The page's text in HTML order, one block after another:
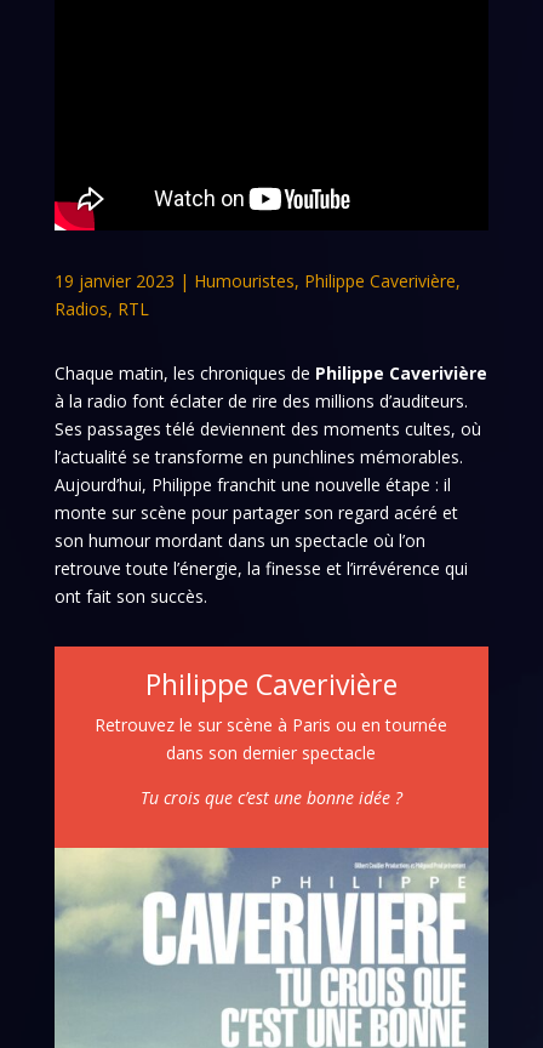
19 janvier 2023 | Humouristes, Philippe Caverivière,
Radios, RTL
Chaque matin, les chroniques de Philippe Caverivière
à la radio font éclater de rire des millions d’auditeurs.
Ses passages télé deviennent des moments cultes, où
l’actualité se transforme en punchlines mémorables.
Aujourd’hui, Philippe franchit une nouvelle étape : il
monte sur scène pour partager son regard acéré et
son humour mordant dans un spectacle où l’on
retrouve toute l’énergie, la finesse et l’irrévérence qui
ont fait son succès.
Philippe Caverivière
Retrouvez le sur scène à Paris ou en tournée
dans son dernier spectacle
Tu crois que c’est une bonne idée ?